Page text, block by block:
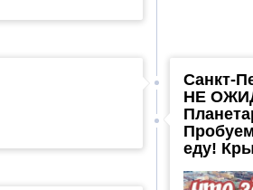
Санкт-
НЕ
еду!